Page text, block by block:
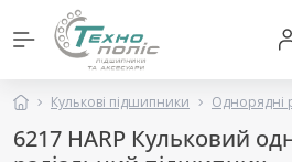
Кулькові підшипники Однорядні
6217 HARP Кульковий